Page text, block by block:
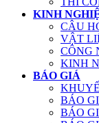
KINH
CÂU
VẬT
CÔNG
KINH
BÁO GIÁ
BÁO
BÁO